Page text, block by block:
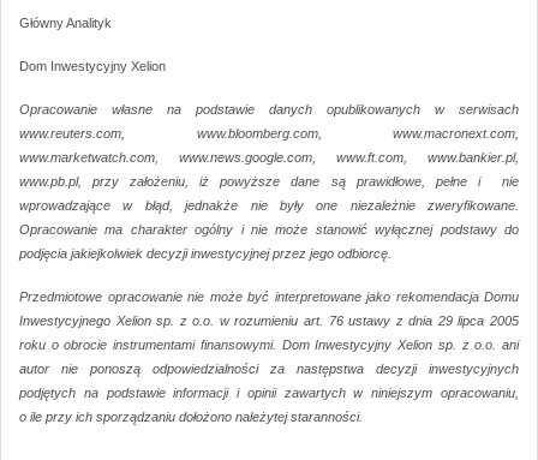
Główny Analityk
Dom Inwestycyjny Xelion
Opracowanie własne na podstawie danych opublikowanych w serwisach
www.reuters.com, www.bloomberg.com, www.macronext.com,
www.marketwatch.com, www.news.google.com, www.ft.com, www.bankier.pl,
www.pb.pl, przy założeniu, iż powyższe dane są prawidłowe, pełne i nie
wprowadzające w błąd, jednakże nie były one niezależnie zweryfikowane.
Opracowanie ma charakter ogólny i nie może stanowić wyłącznej podstawy do
podjęcia jakiejkolwiek decyzji inwestycyjnej przez jego odbiorcę.
Przedmiotowe opracowanie nie może być interpretowane jako rekomendacja Domu
Inwestycyjnego Xelion sp. z o.o. w rozumieniu art. 76 ustawy z dnia 29 lipca 2005
roku o obrocie instrumentami finansowymi. Dom Inwestycyjny Xelion sp. z o.o. ani
autor nie ponoszą odpowiedzialności za następstwa decyzji inwestycyjnych
podjętych na podstawie informacji i opinii zawartych w niniejszym opracowaniu,
o ile przy ich sporządzaniu dołożono należytej staranności.